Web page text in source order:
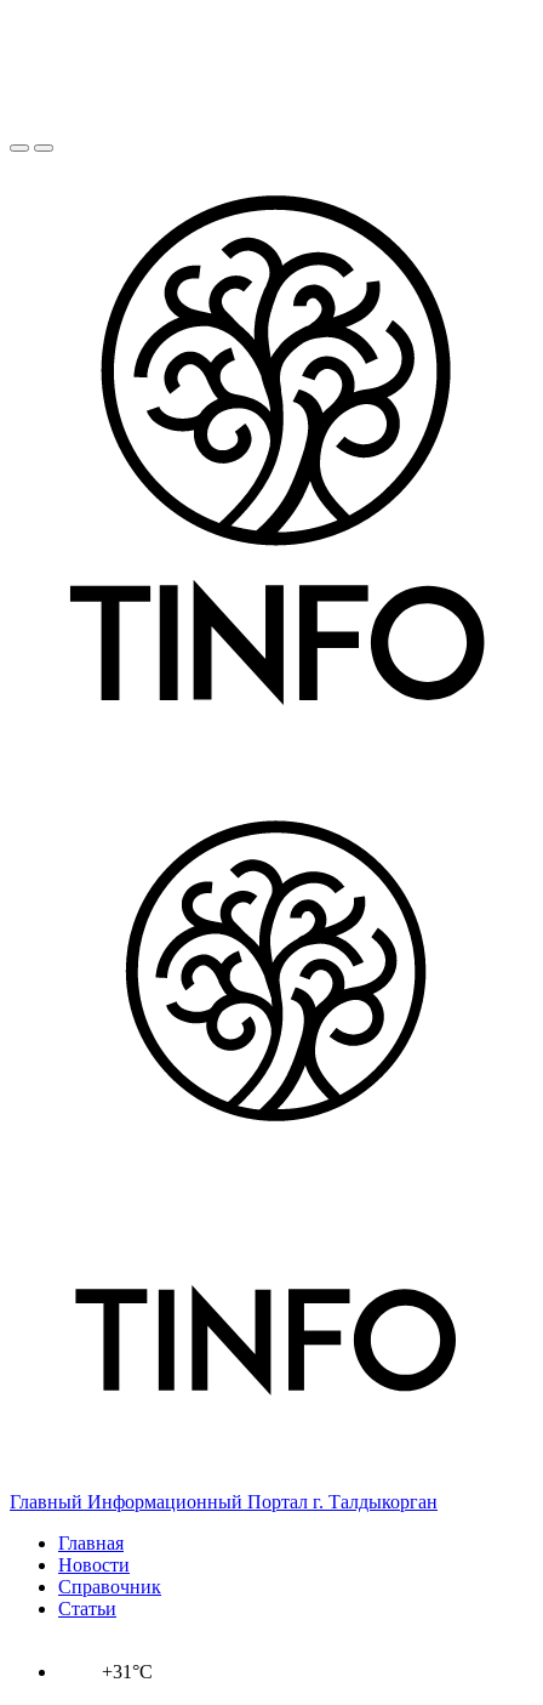
Главный Информационный Портал г. Талдыкорган
Главная
Новости
Справочник
Статьи
+31°C